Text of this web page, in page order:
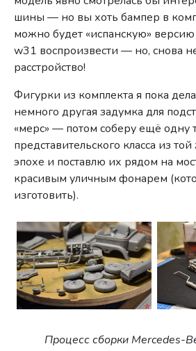
шины — но вы хоть бампер в
можно будет «испанскую»
w31 воспроизвести — но, снова
расстройство!
Фигурки из комплекта я пока
немного другая задумка для
«мерс» — потом соберу ещё одну
представительского класса из
эпохе и поставлю их рядом на
красивым уличным фонарем
изготовить).
Процесс сборки Mercedes-